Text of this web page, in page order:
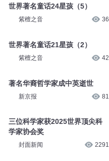
世界著名童话24星孩（5）
紫檀之音 36
世界著名童话21星孩（2）
紫檀之音 42
著名华裔哲学家成中英逝世
新京报 81
三位科学家获2025世界顶尖科
学家协会奖
封面新闻 2291